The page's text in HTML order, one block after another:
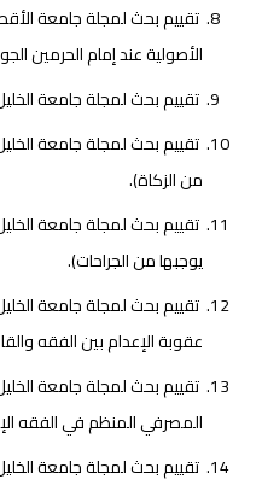
تقييم بحث لمجلة جامعة
الأصولية عند إمام الحرمين
تقييم بحث لمجلة جامعة
تقييم بحث لمجلة جامعة
من الزكاة).
تقييم بحث لمجلة جامعة
يوجبها من الجراحات).
تقييم بحث لمجلة جامعة
عقوبة الإعدام بين الفقه
تقييم بحث لمجلة جامعة
المصرفي المنظم في الفقه
تقييم بحث لمجلة جامعة